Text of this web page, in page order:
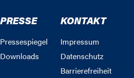
PRESSE
Pressespiegel
Downloads
KONTAKT
Impressum
Datenschutz
Barrierefreiheit